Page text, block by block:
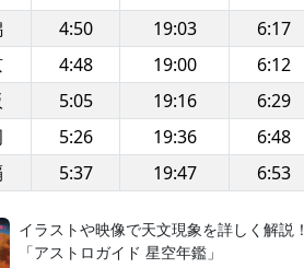
4:50 19:03 6:17
4:48 19:00 6:12
5:05 19:16 6:29
5:26 19:36 6:48
5:37 19:47 6:53
イラストや映像で天文現象を詳しく解説！
「アストロガイド 星空年鑑」